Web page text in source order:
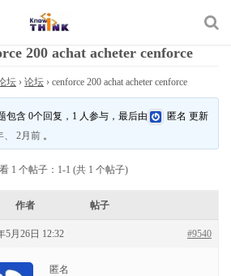
200 achat acheter cenforce
坛 › 论坛 › cenforce 200 achat acheter cenforce
包含 0个回复，1 人参与，最后由 匿名 更新
、 2月前 。
1 个帖子：1-1 (共 1 个帖子)
作者 帖子
5月26日 12:32 #9540
匿名